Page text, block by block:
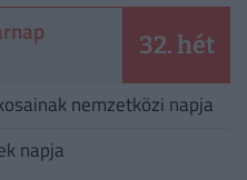
32. hét
nemzetközi napja
napja